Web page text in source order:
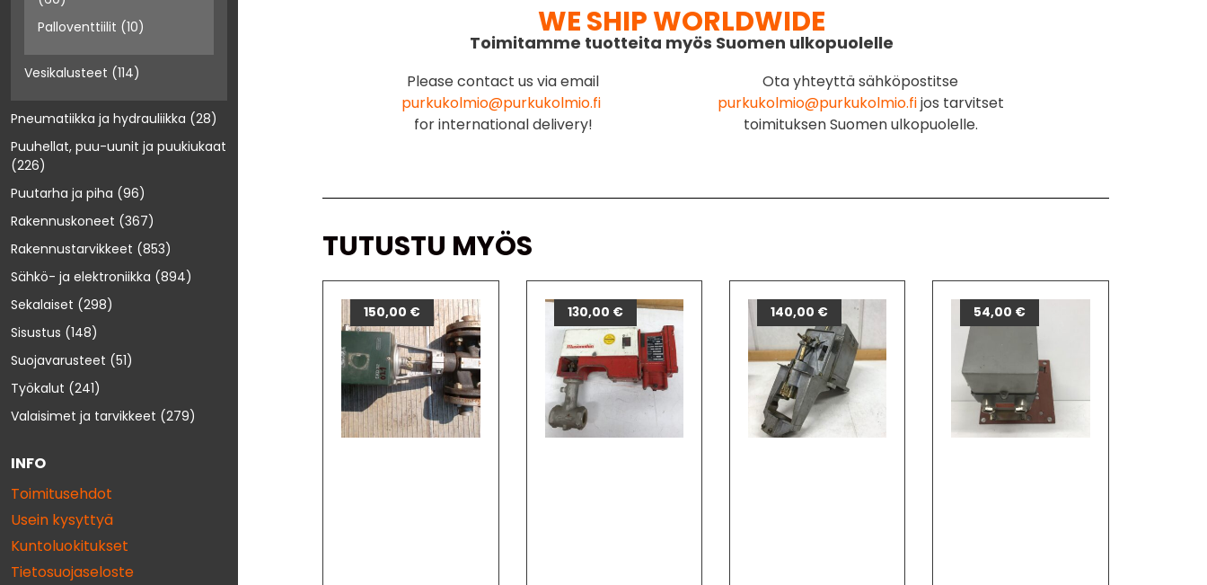
Palloventtiilit (10)
Vesikalusteet (114)
Pneumatiikka ja hydrauliikka (28)
Puuhellat, puu-uunit ja puukiukaat
(226)
Puutarha ja piha (96)
Rakennuskoneet (367)
Rakennustarvikkeet (853)
Sähkö- ja elektroniikka (894)
Sekalaiset (298)
Sisustus (148)
Suojavarusteet (51)
Työkalut (241)
Valaisimet ja tarvikkeet (279)
INFO
Toimitusehdot
Usein kysyttyä
Kuntoluokitukset
Tietosuojaseloste
WE SHIP WORLDWIDE
Toimitamme tuotteita myös Suomen ulkopuolelle
Please contact us via email
purkukolmio@purkukolmio.fi
for international delivery!
Ota yhteyttä sähköpostitse
purkukolmio@purkukolmio.fijos tarvitset
toimituksen Suomen ulkopuolelle.
TUTUSTU MYÖS
150,00 € 130,00 € 140,00 € 54,00 €